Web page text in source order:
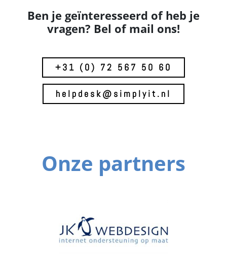
Ben je geïnteresseerd of heb je
vragen? Bel of mail ons!
+31 (0) 72 567 50 60
helpdesk@simplyit.nl
Onze partners